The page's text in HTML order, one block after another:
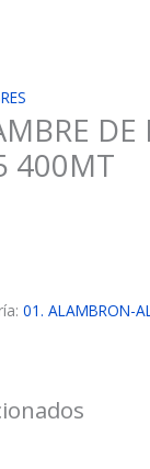
DE
400MT
01. ALAMBRON-